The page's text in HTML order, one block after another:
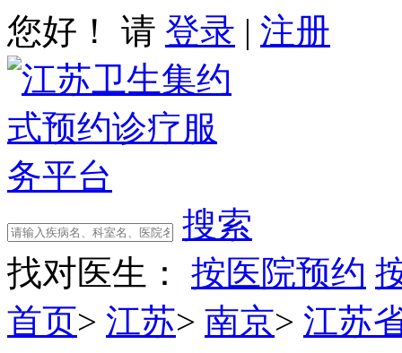
您好！ 请 登录 | 注册
搜索
找对医生：
按医院预约
首页> 江苏> 南京> 江苏